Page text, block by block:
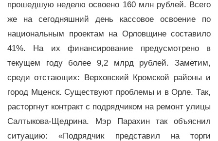
прошедшую неделю освоено 160 млн рублей. Всего
же на сегодняшний день кассовое освоение по
национальным проектам на Орловщине составило
41%. На их финансирование предусмотрено в
текущем году более 9,2 млрд рублей. Заметим,
среди отстающих: Верховский Кромской районы и
город Мценск. Существуют проблемы и в Орле. Так,
расторгнут контракт с подрядчиком на ремонт улицы
Салтыкова-Щедрина. Мэр Парахин так объяснил
ситуацию: «Подрядчик представил на торги